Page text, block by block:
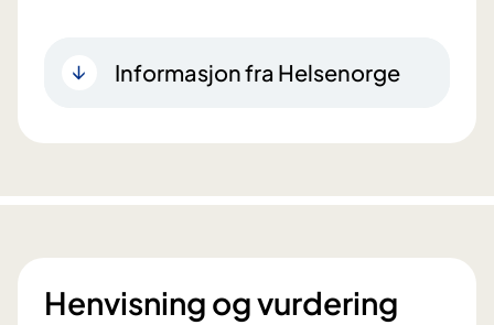
Informasjon fra Helsenorge
Henvisning og vurdering